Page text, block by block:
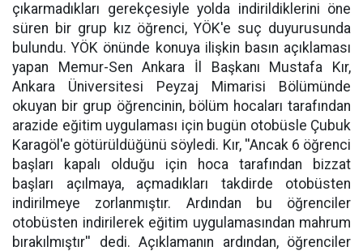
çıkarmadıkları gerekçesiyle yolda indirildiklerini öne
süren bir grup kız öğrenci, YÖK'e suç duyurusunda
bulundu. YÖK önünde konuya ilişkin basın açıklaması
yapan Memur-Sen Ankara İl Başkanı Mustafa Kır,
Ankara Üniversitesi Peyzaj Mimarisi Bölümünde
okuyan bir grup öğrencinin, bölüm hocaları tarafından
arazide eğitim uygulaması için bugün otobüsle Çubuk
Karagöl'e götürüldüğünü söyledi. Kır, ''Ancak 6 öğrenci
başları kapalı olduğu için hoca tarafından bizzat
başları açılmaya, açmadıkları takdirde otobüsten
indirilmeye zorlanmıştır. Ardından bu öğrenciler
otobüsten indirilerek eğitim uygulamasından mahrum
bırakılmıştır'' dedi. Açıklamanın ardından, öğrenciler